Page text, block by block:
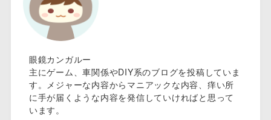
眼鏡カンガルー
主にゲーム、車関係やDIY系のブログを投稿していま
す。メジャーな内容からマニアックな内容、痒い所
に手が届くような内容を発信していければと思って
います。